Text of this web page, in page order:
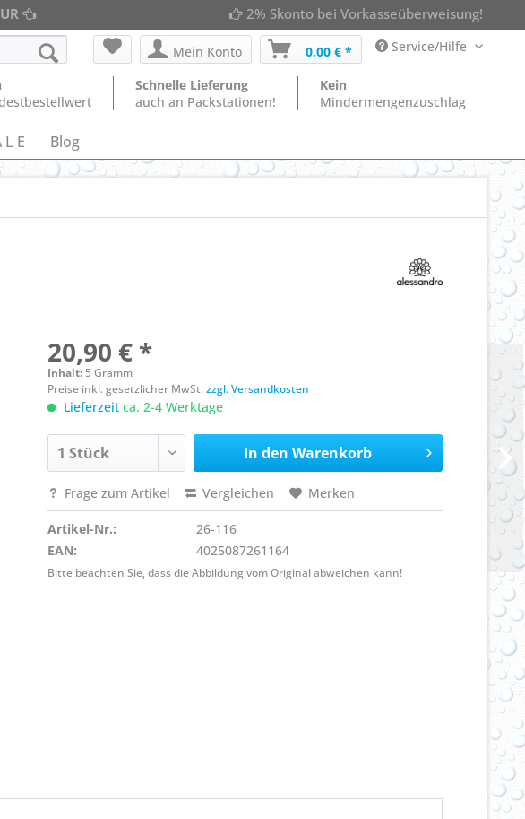
2% Skonto bei Vorkasseüberweisung!
Mein Konto 0,00 € * Service/Hilfe
Schnelle Lieferung
auch an Packstationen!
Kein
Mindermengenzuschlag
L E Blog
20,90 € *
Inhalt: 5 Gramm
Preise inkl. gesetzlicher MwSt.zzgl. Versandkosten
Lieferzeit ca. 2-4 Werktage
In den Warenkorb
Frage zum Artikel Vergleichen Merken
Artikel-Nr.:
26-116
EAN:
4025087261164
Bitte beachten Sie, dass die Abbildung vom Original abweichen kann!